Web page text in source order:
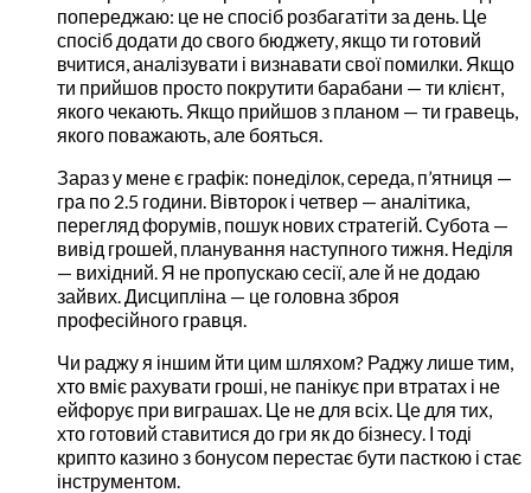
попереджаю: це не спосіб розбагатіти за день. Це
спосіб додати до свого бюджету, якщо ти готовий
вчитися, аналізувати і визнавати свої помилки. Якщо
ти прийшов просто покрутити барабани — ти клієнт,
якого чекають. Якщо прийшов з планом — ти гравець,
якого поважають, але бояться.
Зараз у мене є графік: понеділок, середа, п’ятниця —
гра по 2.5 години. Вівторок і четвер — аналітика,
перегляд форумів, пошук нових стратегій. Субота —
вивід грошей, планування наступного тижня. Неділя
— вихідний. Я не пропускаю сесії, але й не додаю
зайвих. Дисципліна — це головна зброя
професійного гравця.
Чи раджу я іншим йти цим шляхом? Раджу лише тим,
хто вміє рахувати гроші, не панікує при втратах і не
ейфорує при виграшах. Це не для всіх. Це для тих,
хто готовий ставитися до гри як до бізнесу. І тоді
крипто казино з бонусом перестає бути пасткою і стає
інструментом.